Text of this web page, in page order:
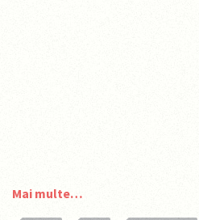
Mai multe…